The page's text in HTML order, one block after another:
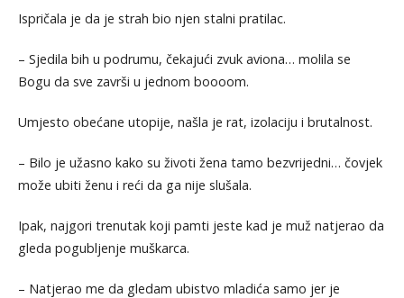
Ispričala je da je strah bio njen stalni pratilac.
– Sjedila bih u podrumu, čekajući zvuk aviona… molila se
Bogu da sve završi u jednom boooom.
Umjesto obećane utopije, našla je rat, izolaciju i brutalnost.
– Bilo je užasno kako su životi žena tamo bezvrijedni… čovjek
može ubiti ženu i reći da ga nije slušala.
Ipak, najgori trenutak koji pamti jeste kad je muž natjerao da
gleda pogubljenje muškarca.
– Natjerao me da gledam ubistvo mladića samo jer je